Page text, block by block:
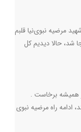
مرضیه نبوی‌نیا قلبم
شد، حالا دیدیم کل
همیشه برخاست .
ادامه راه مرضیه نبوی